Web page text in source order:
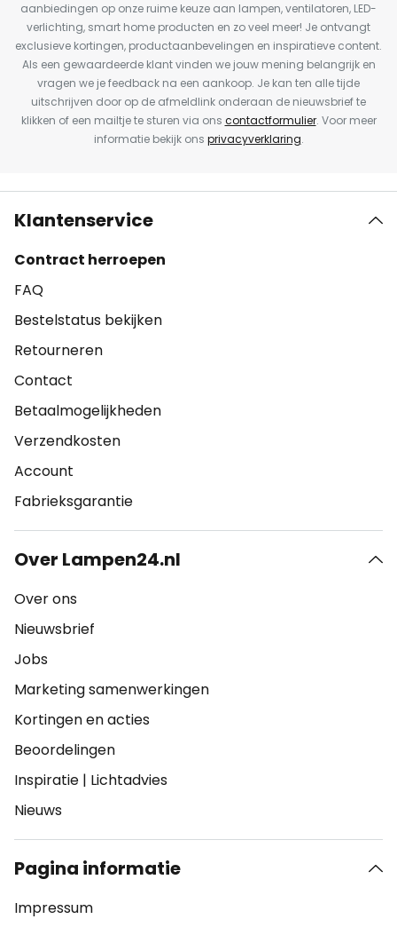
aanbiedingen op onze ruime keuze aan lampen, ventilatoren, LED-
verlichting, smart home producten en zo veel meer! Je ontvangt
exclusieve kortingen, productaanbevelingen en inspiratieve content.
Als een gewaardeerde klant vinden we jouw mening belangrijk en
vragen we je feedback na een aankoop. Je kan ten alle tijde
uitschrijven door op de afmeldlink onderaan de nieuwsbrief te
klikken of een mailtje te sturen via ons contactformulier. Voor meer
informatie bekijk ons privacyverklaring.
Klantenservice
Contract herroepen
FAQ
Bestelstatus bekijken
Retourneren
Contact
Betaalmogelijkheden
Verzendkosten
Account
Fabrieksgarantie
Over Lampen24.nl
Over ons
Nieuwsbrief
Jobs
Marketing samenwerkingen
Kortingen en acties
Beoordelingen
Inspiratie | Lichtadvies
Nieuws
Pagina informatie
Impressum